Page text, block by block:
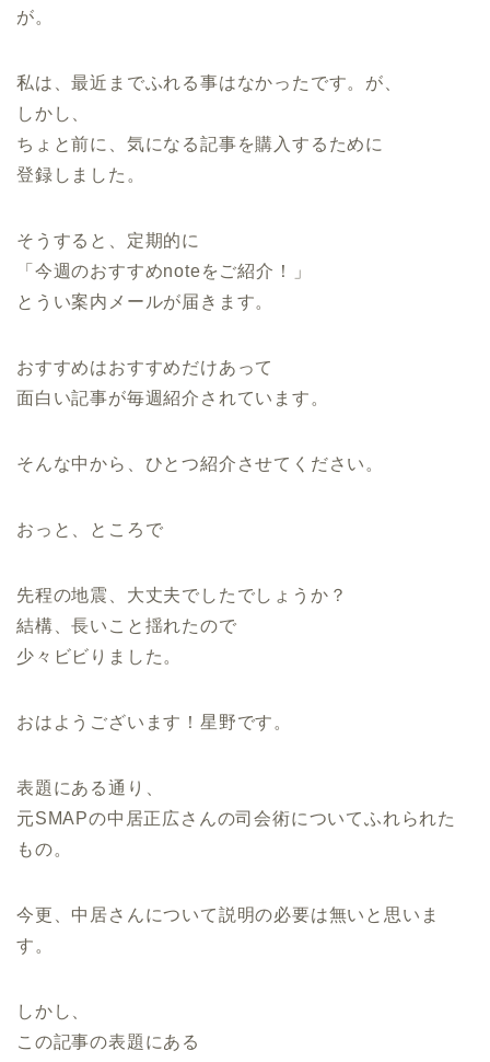
が。
私は、最近までふれる事はなかったです。が、
しかし、
ちょと前に、気になる記事を購入するために
登録しました。
そうすると、定期的に
「今週のおすすめnoteをご紹介！」
とうい案内メールが届きます。
おすすめはおすすめだけあって
面白い記事が毎週紹介されています。
そんな中から、ひとつ紹介させてください。
おっと、ところで
先程の地震、大丈夫でしたでしょうか？
結構、長いこと揺れたので
少々ビビりました。
おはようございます！星野です。
表題にある通り、
元SMAPの中居正広さんの司会術についてふれられた
もの。
今更、中居さんについて説明の必要は無いと思いま
す。
しかし、
この記事の表題にある